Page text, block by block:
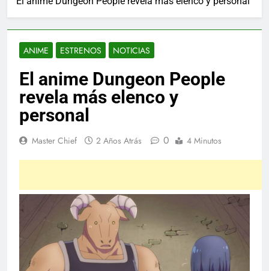
ANIME ESTRENOS NOTICIAS
El anime Dungeon People
revela más elenco y
personal
Master Chief 2 Años Atrás 0 4 Minutos